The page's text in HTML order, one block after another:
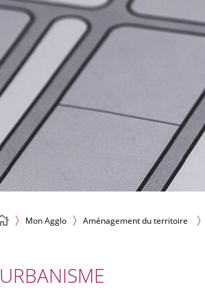
Mon Agglo Aménagement du territoire
URBANISME